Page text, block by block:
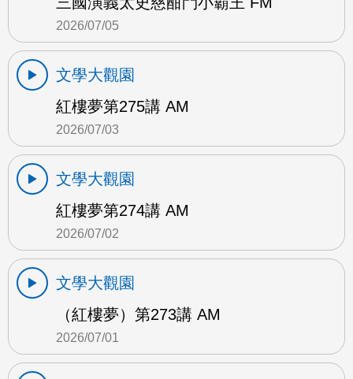
2026/07/05
文學大觀園
紅樓夢第275講 AM
2026/07/03
文學大觀園
紅樓夢第274講 AM
2026/07/02
文學大觀園
（紅樓夢）第273講 AM
2026/07/01